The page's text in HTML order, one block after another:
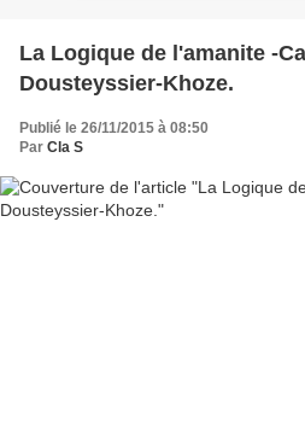
La Logique de l'amanite -
Dousteyssier-Khoze.
Publié le 26/11/2015 à 08:50
Par Cla S